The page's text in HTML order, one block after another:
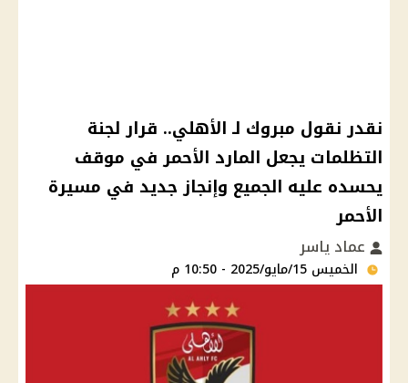
نقدر نقول مبروك لـ الأهلي.. قرار لجنة
التظلمات يجعل المارد الأحمر في موقف
يحسده عليه الجميع وإنجاز جديد في مسيرة
الأحمر
عماد ياسر
الخميس 15/مايو/2025 - 10:50 م